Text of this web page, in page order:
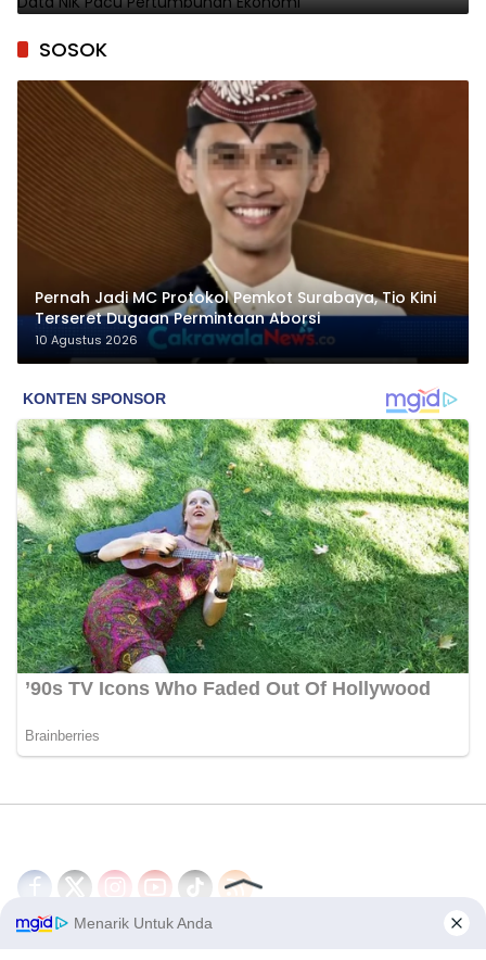
SOSOK
Pernah Jadi MC Protokol Pemkot Surabaya, Tio Kini
Terseret Dugaan Permintaan Aborsi
10 Agustus 2026